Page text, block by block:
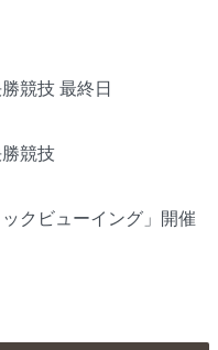
競技 最終日
競技
クビューイング」開催